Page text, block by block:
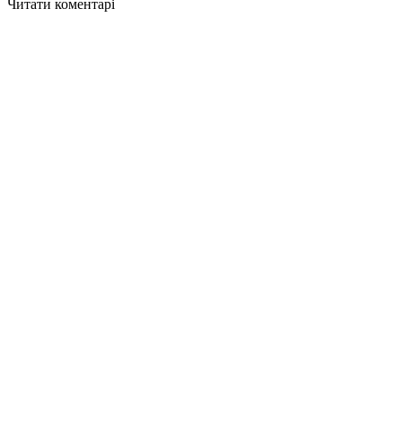
Читати коментарі